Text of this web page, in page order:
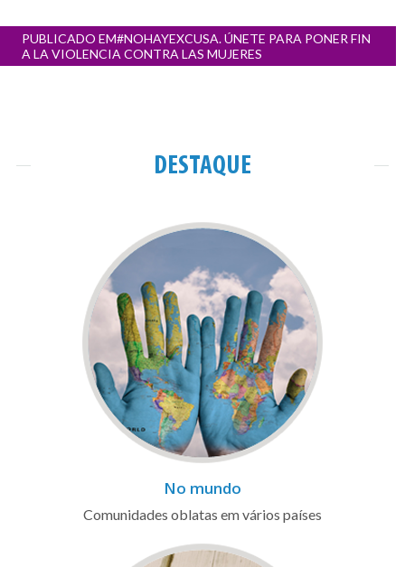
Navegação
artigos
PUBLICADO EM#NOHAYEXCUSA. ÚNETE PARA PONER FIN
A LA VIOLENCIA CONTRA LAS MUJERES
DESTAQUE
No mundo
Comunidades oblatas em vários países